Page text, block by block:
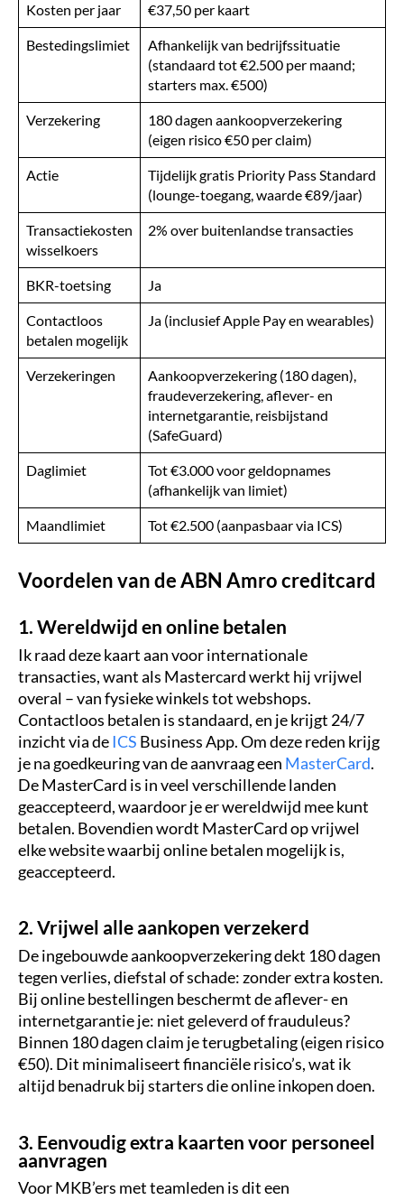
Kosten per jaar €37,50 per kaart
Bestedingslimiet
Afhankelijk van bedrijfssituatie
(standaard tot €2.500 per maand;
starters max. €500)
Verzekering
180 dagen aankoopverzekering
(eigen risico €50 per claim)
Actie
Tijdelijk gratis Priority Pass Standard
(lounge-toegang, waarde €89/jaar)
Transactiekosten
wisselkoers
2% over buitenlandse transacties
BKR-toetsing Ja
Contactloos
betalen mogelijk
Ja (inclusief Apple Pay en wearables)
Verzekeringen
Aankoopverzekering (180 dagen),
fraudeverzekering, aflever- en
internetgarantie, reisbijstand
(SafeGuard)
Daglimiet
Tot €3.000 voor geldopnames
(afhankelijk van limiet)
Maandlimiet Tot €2.500 (aanpasbaar via ICS)
Voordelen van de ABN Amro creditcard
1. Wereldwijd en online betalen
Ik raad deze kaart aan voor internationale
transacties, want als Mastercard werkt hij vrijwel
overal – van fysieke winkels tot webshops.
Contactloos betalen is standaard, en je krijgt 24/7
inzicht via deICS Business App. Om deze reden krijg
je na goedkeuring van de aanvraag een MasterCard.
De MasterCard is in veel verschillende landen
geaccepteerd, waardoor je er wereldwijd mee kunt
betalen. Bovendien wordt MasterCard op vrijwel
elke website waarbij online betalen mogelijk is,
geaccepteerd.
2. Vrijwel alle aankopen verzekerd
De ingebouwde aankoopverzekering dekt 180 dagen
tegen verlies, diefstal of schade: zonder extra kosten.
Bij online bestellingen beschermt de aflever- en
internetgarantie je: niet geleverd of frauduleus?
Binnen 180 dagen claim je terugbetaling (eigen risico
€50). Dit minimaliseert financiële risico’s, wat ik
altijd benadruk bij starters die online inkopen doen.
3. Eenvoudig extra kaarten voor personeel
aanvragen
Voor MKB’ers met teamleden is dit een